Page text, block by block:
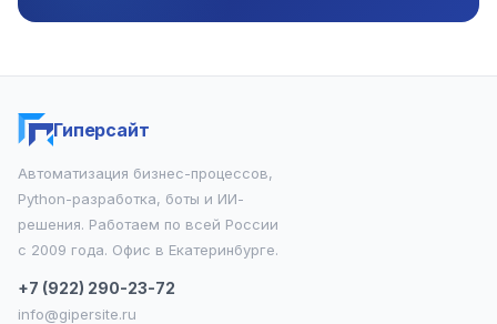
Гиперсайт
Автоматизация бизнес-процессов,
Python-разработка, боты и ИИ-
решения. Работаем по всей России
с 2009 года. Офис в Екатеринбурге.
+7 (922) 290-23-72
info@gipersite.ru